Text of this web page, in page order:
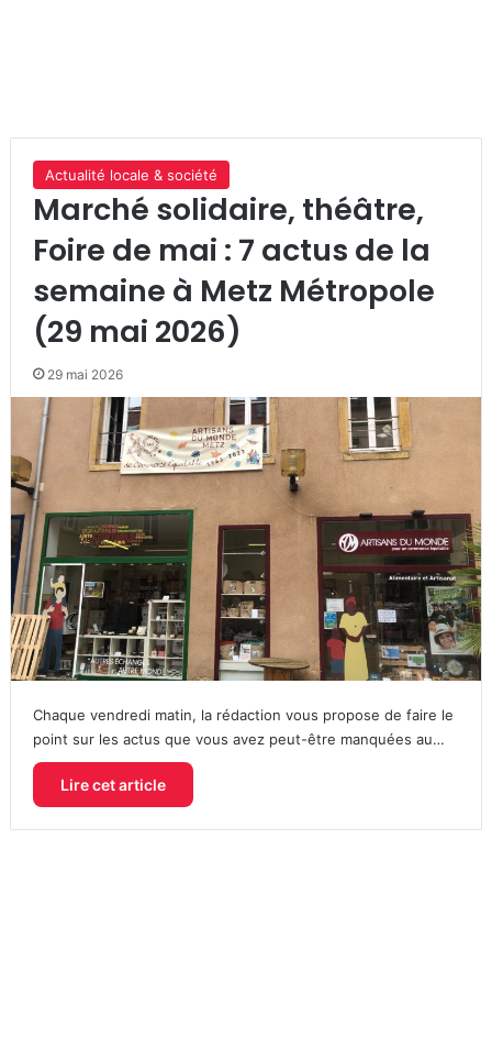
Actualité locale & société
Marché solidaire, théâtre,
Foire de mai : 7 actus de la
semaine à Metz Métropole
(29 mai 2026)
29 mai 2026
Chaque vendredi matin, la rédaction vous propose de faire le
point sur les actus que vous avez peut-être manquées au…
Lire cet article